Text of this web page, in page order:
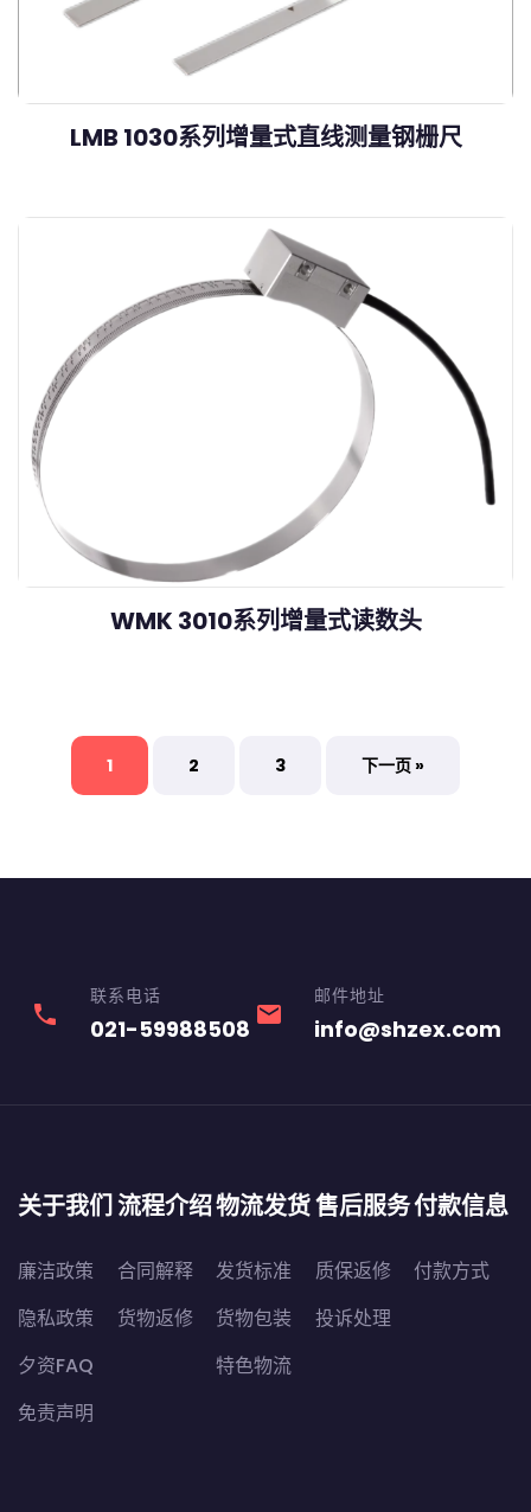
LMB 1030系列增量式直线测量钢栅尺
WMK 3010系列增量式读数头
1 2 3 下一页 »
phone
联系电话
021-59988508 email
邮件地址
info@shzex.com
关于我们
廉洁政策
隐私政策
夕资FAQ
免责声明
流程介绍
合同解释
货物返修
物流发货
发货标准
货物包装
特色物流
售后服务
质保返修
投诉处理
付款信息
付款方式